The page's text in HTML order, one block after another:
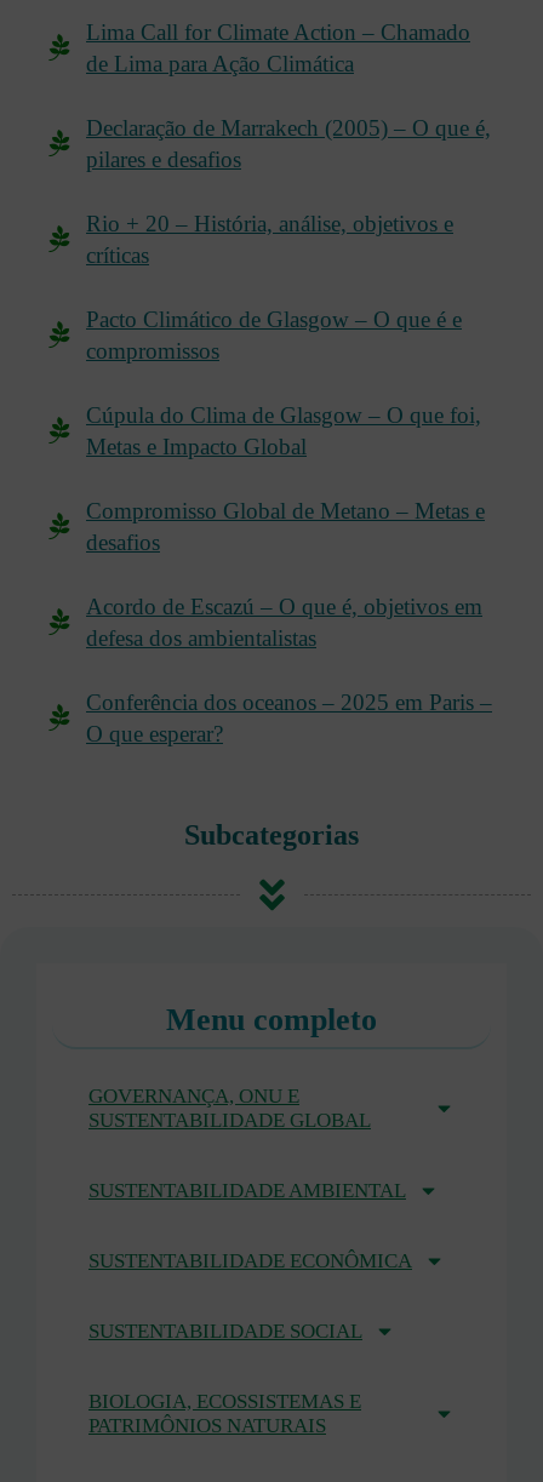
Lima Call for Climate Action – Chamado
de Lima para Ação Climática
Declaração de Marrakech (2005) – O que é,
pilares e desafios
Rio + 20 – História, análise, objetivos e
críticas
Pacto Climático de Glasgow – O que é e
compromissos
Cúpula do Clima de Glasgow – O que foi,
Metas e Impacto Global
Compromisso Global de Metano – Metas e
desafios
Acordo de Escazú – O que é, objetivos em
defesa dos ambientalistas
Conferência dos oceanos – 2025 em Paris –
O que esperar?
Subcategorias
Menu completo
GOVERNANÇA, ONU E
SUSTENTABILIDADE GLOBAL
SUSTENTABILIDADE AMBIENTAL
SUSTENTABILIDADE ECONÔMICA
SUSTENTABILIDADE SOCIAL
BIOLOGIA, ECOSSISTEMAS E
PATRIMÔNIOS NATURAIS